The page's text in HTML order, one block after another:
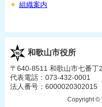
組織案内
和歌山市役所
〒640-8511 和歌山市七番丁
代表電話：073-432-0001
法人番号：6000020302015
Copyright ©